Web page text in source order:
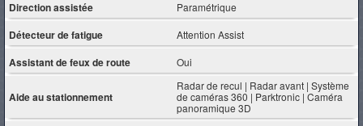
Direction assistée Paramétrique
Détecteur de fatigue Attention Assist
Assistant de feux de route Oui
Aide au stationnement
Radar de recul | Radar avant | Système
de caméras 360 | Parktronic | Caméra
panoramique 3D